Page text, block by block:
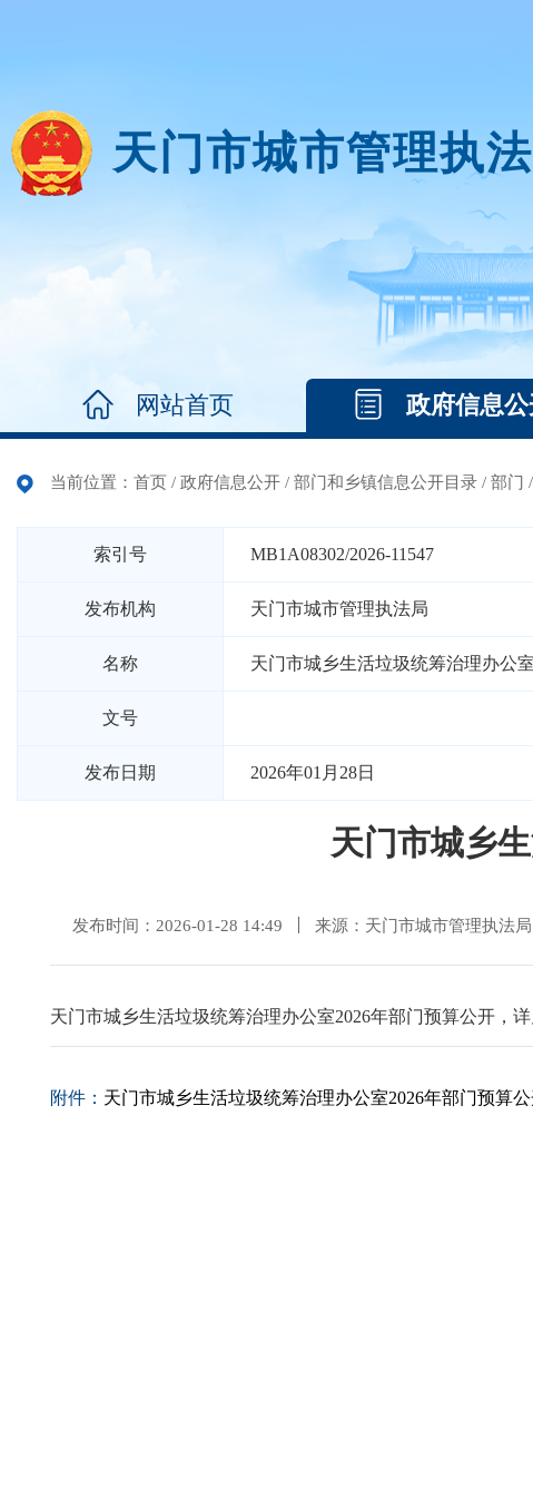
天门市城市管理执
网站首页 政府信息
当前位置： 首页 / 政府信息公开 / 部门和乡镇信息公开目录 / 部门 /
索引号 MB1A08302/2026-11547
发布机构 天门市城市管理执法局
名称 天门市城乡生活垃圾统筹治理办公
文号
发布日期 2026年01月28日
天门市城乡
发布时间：2026-01-28 14:49 来源：天门市城市管理执法局
天门市城乡生活垃圾统筹治理办公室2026年部门预算公开，详
附件： 天门市城乡生活垃圾统筹治理办公室2026年部门预算